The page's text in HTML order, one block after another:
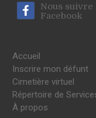
Nous suivre
Facebook
Accueil
Inscrire mon défunt
Cimetière virtuel
Répertoire de
À propos